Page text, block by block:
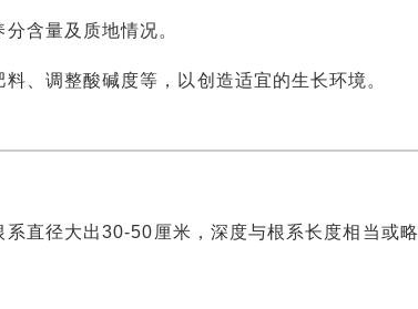
含量及质地情况。
调整酸碱度等，以创造适宜的生长环境。
直径大出30-50厘米，深度与根系长度相当或略